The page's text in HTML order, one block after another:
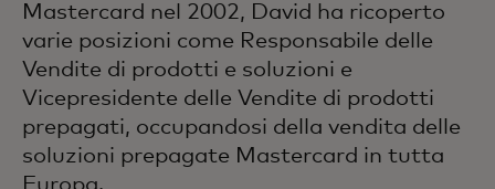
Mastercard nel 2002, David ha ricoperto
varie posizioni come Responsabile delle
Vendite di prodotti e soluzioni e
Vicepresidente delle Vendite di prodotti
prepagati, occupandosi della vendita delle
soluzioni prepagate Mastercard in tutta
Europa.